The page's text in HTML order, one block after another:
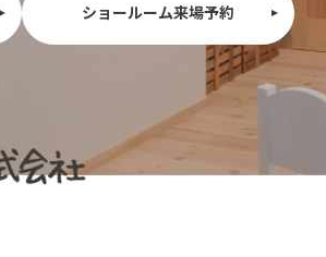
ショールーム来場予約